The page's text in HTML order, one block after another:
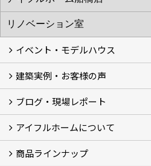
イベント・モデルハウス
イベント
モデルハウス見学
建築実例・お客様の声
建築実例
お客様の声
ブログ・現場レポート
ブログ
現場レポート
アイフルホームについて
アイフルホームについて (5)
商品ラインナップ